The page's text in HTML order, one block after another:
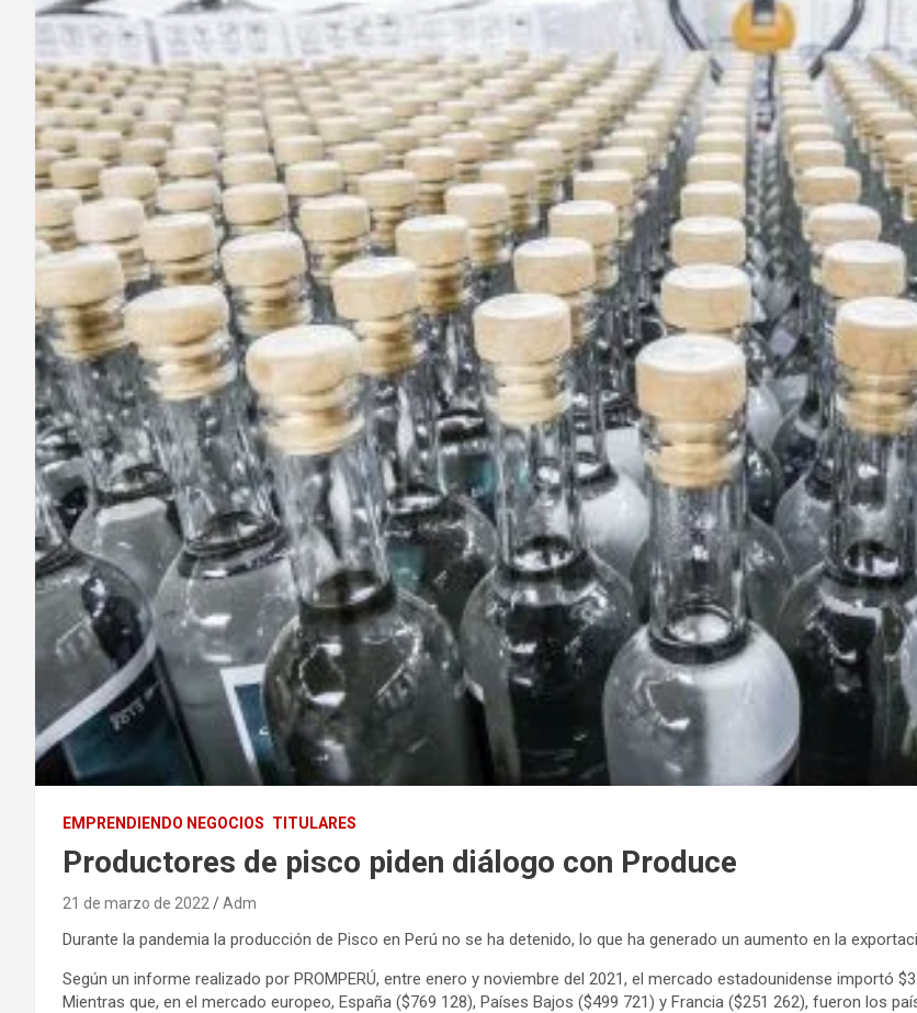
EMPRENDIENDO NEGOCIOS TITULARES
Productores de pisco piden diálogo con Produce
21 de marzo de 2022 Adm
Durante la pandemia la producción de Pisco en Perú no se ha detenido, lo que ha generado un aumento en la
Según un informe realizado por PROMPERÚ, entre enero y noviembre del 2021, el mercado estadounidense importó
Mientras que, en el mercado europeo, España ($769 128), Países Bajos ($499 721) y Francia ($251 262), fueron los